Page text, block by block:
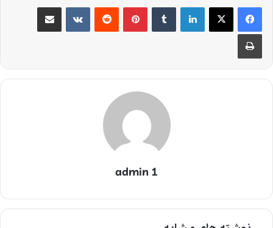
لینکدین ‫تامبلر ‫پین‌ترست‫رددیت ‫VKontakteاشتراک گذاری از طریق ایمیل
چاپ
admin 1